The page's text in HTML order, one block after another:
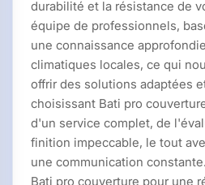
durabilité et la résistance de
équipe de professionnels,
une connaissance
climatiques locales, ce qui
offrir des solutions adaptées
choisissant Bati pro
d'un service complet, de
finition impeccable, le tout
une communication
Bati pro couverture pour une